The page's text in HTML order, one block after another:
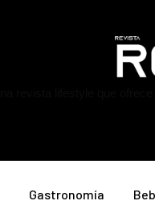
Gastronomía